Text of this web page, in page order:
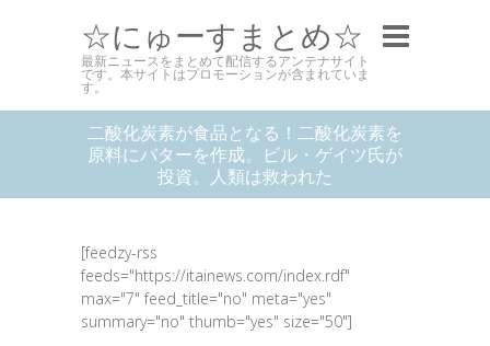
☆にゅーすまとめ☆
最新ニュースをまとめて配信するアンテナサイト
です。本サイトはプロモーションが含まれていま
す。
二酸化炭素が食品となる！二酸化炭素を
原料にバターを作成。ビル・ゲイツ氏が
投資。人類は救われた
[feedzy-rss
feeds="https://itainews.com/index.rdf"
max="7" feed_title="no" meta="yes"
summary="no" thumb="yes" size="50"]